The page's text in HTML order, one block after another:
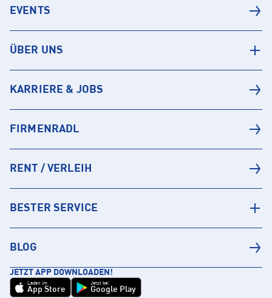
EVENTS
ÜBER UNS
KARRIERE & JOBS
FIRMENRADL
RENT / VERLEIH
BESTER SERVICE
BLOG
JETZT APP DOWNLOADEN!
Laden im
App Store
Jetzt bei
Google Play